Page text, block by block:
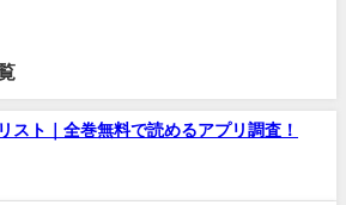
スト｜全巻無料で読めるアプリ調査！